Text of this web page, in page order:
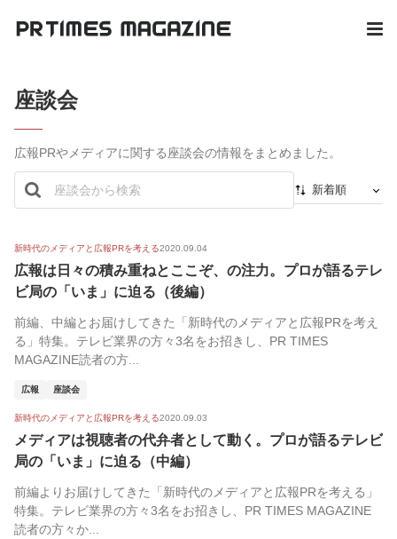
座談会
広報PRやメディアに関する座談会の情報をまとめました。
新着順
人気順
新時代のメディアと広報PRを考える2020.09.04
広報は日々の積み重ねとここぞ、の注力。プロが語るテレ
ビ局の「いま」に迫る（後編）
前編、中編とお届けしてきた「新時代のメディアと広報PRを考え
る」特集。テレビ業界の方々3名をお招きし、PR TIMES
MAGAZINE読者の方...
広報 座談会
新時代のメディアと広報PRを考える2020.09.03
メディアは視聴者の代弁者として動く。プロが語るテレビ
局の「いま」に迫る（中編）
前編よりお届けしてきた「新時代のメディアと広報PRを考える」
特集。テレビ業界の方々3名をお招きし、PR TIMES MAGAZINE
読者の方々か...